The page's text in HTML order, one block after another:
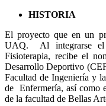
HISTORIA
El proyecto que en un
UAQ. Al integrarse el
Fisioterapia, recibe el
Desarrollo Deportivo
Facultad de Ingeniería y
de Enfermería, así como
de la facultad de Bellas